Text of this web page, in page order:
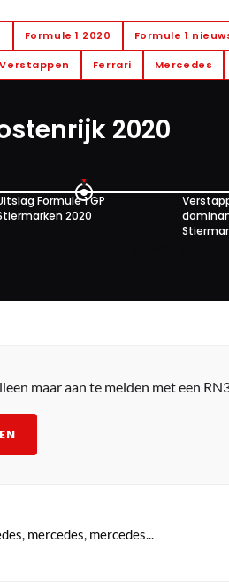
Formule 1 2020 Formule 1
Ferrari Mercedes
2020
Formule 1 GP
2020
maar aan te melden met een
mercedes, mercedes...